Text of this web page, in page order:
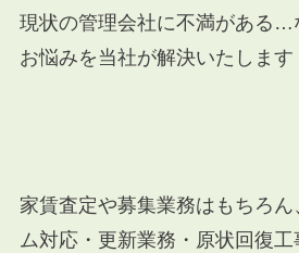
現状の管理会社に不満がある…
お悩みを当社が解決いたします
家賃査定や募集業務はもちろ
ム対応・更新業務・原状回復